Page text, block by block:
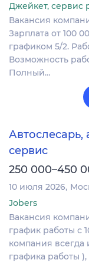
Джейкет, сервис
Вакансия
Зарплата от 100
графиком 5/2.
Возможность
Полный…
Автослесарь,
сервис
250 000–450
10 июля 2026
Jobers
Вакансия
график работы с
компания всегда
графика работы